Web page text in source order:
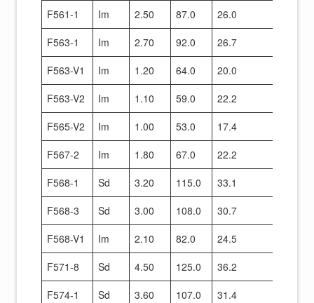
F561-1 Im 2.50 87.0 26.0
F563-1
Im 2.70 92.0 26.7
F563-V1
Im 1.20 64.0 20.0
F563-V2
Im 1.10 59.0 22.2
F565-V2
Im 1.00 53.0 17.4
F567-2
Im 1.80 67.0 22.2
F568-1
Sd 3.20 115.0 33.1
F568-3
Sd 3.00 108.0 30.7
F568-V1
Im 2.10 82.0 24.5
F571-8
Sd 4.50 125.0 36.2
F574-1
Sd 3.60 107.0 31.4